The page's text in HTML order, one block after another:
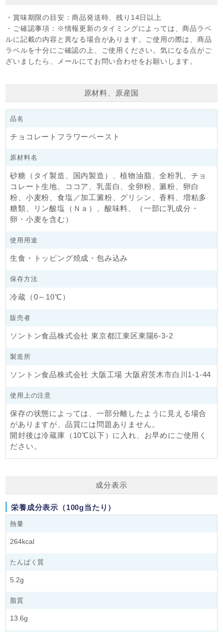
・賞味期限の目安：商品発送時、残り14日以上
・ご確認事項： ※情報更新のタイミングによっては、商品ラベ
ルに記載の内容と異なる場合があります。ご使用の際は、商品
ラベルを十分にご確認の上、ご使用ください。気になる点がご
ざいましたら、メールにてお問い合わせをお願いします。
原材料、原産国
品名
チョコレートフラワーペースト
原材料名
砂糖（タイ製造、国内製造）、植物油脂、全粉乳、チョ
コレート生地、ココア、乳蛋白、全卵粉、澱粉、卵白
粉、小麦粉、食塩／加工澱粉、グリシン、香料、増粘多
糖類、リン酸塩（Ｎａ）、酸味料、（一部に乳成分・
卵・小麦を含む）
使用用途
生食・トッピング焼成・包み込み
保存方法
冷蔵（0～10℃）
販売者
ソントン食品株式会社 東京都江東区東陽6-3-2
製造所
ソントン食品株式会社 大阪工場 大阪府茨木市白川1-1-44
使用上の注意
保存の状態によっては、一部分離したように見える場合
がありますが、品質には問題ありません。
開封後は冷蔵庫（10℃以下）に入れ、お早めにご使用く
ださい。
成分表示
栄養成分表示（100g当たり）
熱量
264kcal
たんぱく質
5.2g
脂質
13.6g